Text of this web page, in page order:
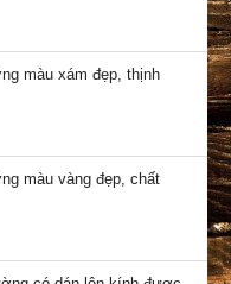
màu xám đẹp, thịnh
màu vàng đẹp, chất